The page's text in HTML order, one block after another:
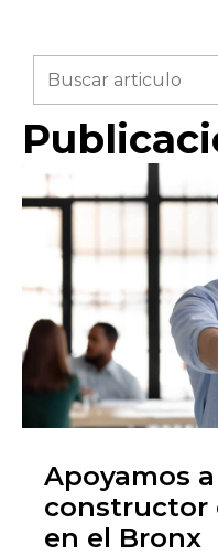
Search field required
Apoyamos
constructor
en el Bronx